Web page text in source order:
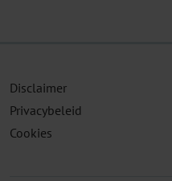
Disclaimer
Privacybeleid
Cookies